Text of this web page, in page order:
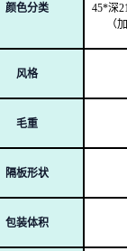
颜色分类
45*深
（
风格
毛重
隔板形状
包装体积